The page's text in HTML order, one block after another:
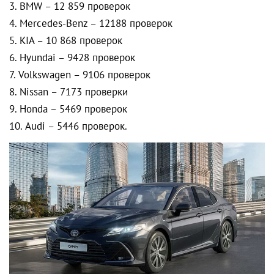
BMW – 12 859 проверок
Mercedes-Benz – 12188 проверок
KIA – 10 868 проверок
Hyundai – 9428 проверок
Volkswagen – 9106 проверок
Nissan – 7173 проверки
Honda – 5469 проверок
Audi – 5446 проверок.